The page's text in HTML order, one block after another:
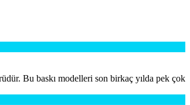
Bu baskı modelleri son birkaç yılda pek çok